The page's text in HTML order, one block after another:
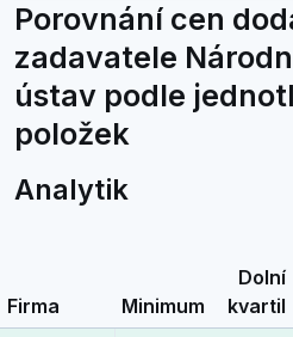
Porovnání cen
zadavatele
ústav podle
položek
Analytik
Firma Minimum
Dolní
kvartil